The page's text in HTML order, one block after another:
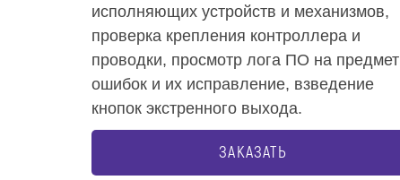
исполняющих устройств и механизмов,
проверка крепления контроллера и
проводки, просмотр лога ПО на предмет
ошибок и их исправление, взведение
кнопок экстренного выхода.
ЗАКАЗАТЬ